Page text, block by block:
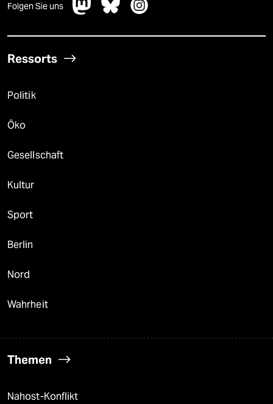
Folgen Sie uns
Ressorts
Politik
Öko
Gesellschaft
Kultur
Sport
Berlin
Nord
Wahrheit
Themen
Nahost-Konflikt